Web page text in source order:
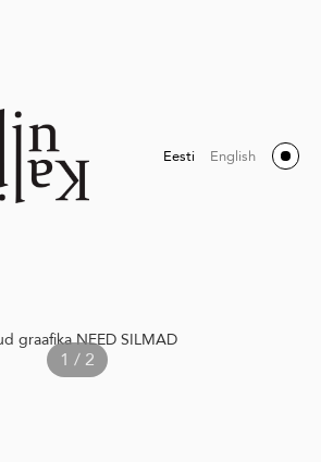
Eesti English
graafika NEED SILMAD
1 / 2